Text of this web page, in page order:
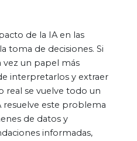
de la IA en las
toma de decisiones. Si
vez un papel más
interpretarlos y extraer
real se vuelve todo un
resuelve este problema
de datos y
informadas,